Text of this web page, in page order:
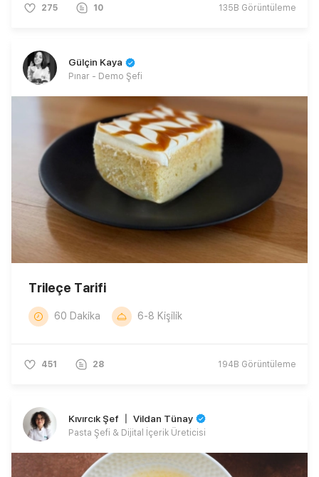
275 10 135B Görüntüleme
Gülçin Kaya
Pınar - Demo Şefi
Trileçe Tarifi
60 Dakika 6-8 Kişilik
451 28 194B Görüntüleme
Kıvırcık Şef 〡 Vildan Tünay
Pasta Şefi & Dijital İçerik Üreticisi